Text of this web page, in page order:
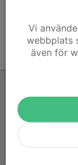
Vi
webbplats
även för